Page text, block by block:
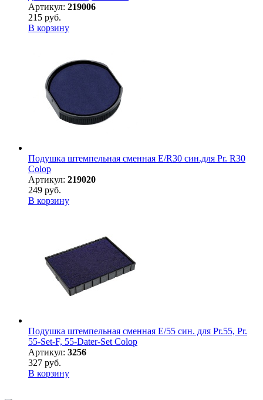
Артикул: 219006
215 руб.
В корзину
Подушка штемпельная сменная E/R30 син.для Pr. R30
Colop
Артикул: 219020
249 руб.
В корзину
Подушка штемпельная сменная E/55 син. для Pr.55, Pr.
55-Set-F, 55-Dater-Set Colop
Артикул: 3256
327 руб.
В корзину